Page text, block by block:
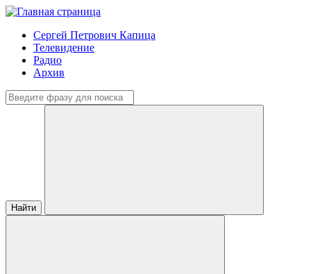
Сергей Петрович Капица
Телевидение
Радио
Архив
Найти